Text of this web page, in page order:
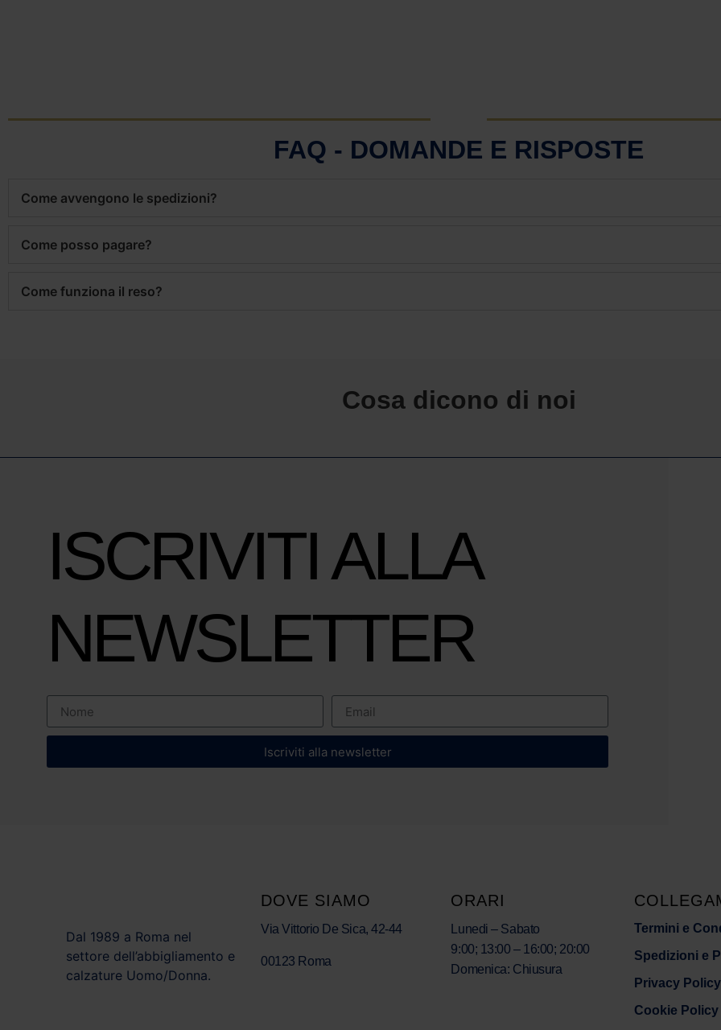
FAQ - DOMANDE E RISPOSTE
Come avvengono le spedizioni?
Come posso pagare?
Come funziona il reso?
Cosa dicono di noi
ISCRIVITI ALLA
NEWSLETTER
Iscriviti alla newsletter
Dal 1989 a Roma nel
settore dell’abbigliamento e
calzature Uomo/Donna.
DOVE SIAMO
Via Vittorio De Sica, 42-44
00123 Roma
ORARI
Lunedi – Sabato
9:00; 13:00 – 16:00; 20:00
Domenica: Chiusura
Termini e
Spedizioni e
Privacy Policy
Cookie Policy